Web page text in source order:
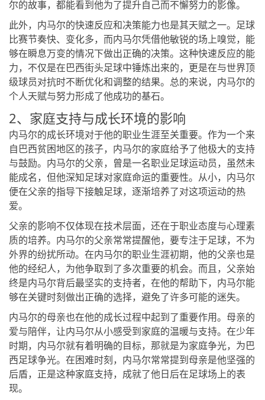
尔的故事，都能看到他为了提升自己而不懈努力的影像。
此外，内马尔的快速反应和决策能力也是其天赋之一。足球
比赛节奏快、变化多，而内马尔凭借他敏锐的场上嗅觉，能
够在瞬息万变的情况下做出正确的决策。这种快速反应的能
力，不仅是在巴西街头足球中锤炼出来的，更是在与世界顶
级球员对抗时不断优化和调整的结果。总的来说，内马尔的
个人天赋与努力形成了他成功的基石。
2、家庭支持与成长环境的影响
内马尔的成长环境对于他的职业生涯至关重要。作为一个来
自巴西贫困地区的孩子，内马尔的家庭给予了他极大的支持
与鼓励。内马尔的父亲，曾是一名职业足球运动员，虽然未
能成名，但他深知足球对家庭命运的重要性。从小，内马尔
便在父亲的指导下接触足球，逐渐培养了对这项运动的热
爱。
父亲的影响不仅体现在技术层面，还在于职业态度与心理素
质的培养。内马尔的父亲常常提醒他，要专注于足球，不为
外界的纷扰所动。在内马尔的职业生涯初期，他的父亲也是
他的经纪人，为他争取到了多次重要的机会。而且，父亲始
终是内马尔背后最坚实的支持者，在他的帮助下，内马尔能
够在关键时刻做出正确的选择，避免了许多可能的迷失。
内马尔的母亲也在他的成长过程中起到了重要作用。母亲的
爱与陪伴，让内马尔从小感受到家庭的温暖与支持。在少年
时期，内马尔就有着明确的目标，那就是为家庭争光，为巴
西足球争光。在困难时刻，内马尔常常提到母亲是他坚强的
后盾，正是这种家庭支持，成就了他日后在足球场上的表
现。